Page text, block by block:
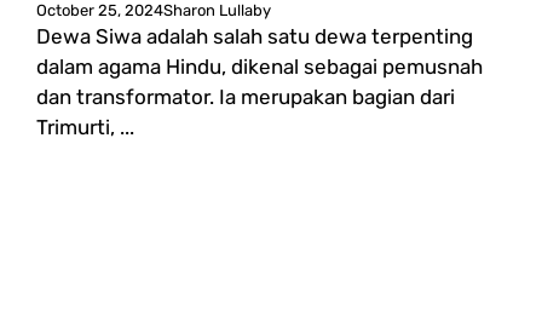
October 25, 2024Sharon Lullaby
Dewa Siwa adalah salah satu dewa terpenting
dalam agama Hindu, dikenal sebagai pemusnah
dan transformator. Ia merupakan bagian dari
Trimurti, ...